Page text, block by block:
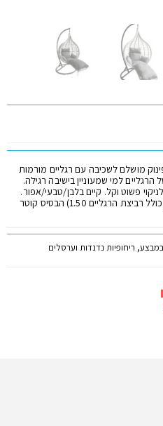
מושלם לשכיבה עם רגליים מורמות
למי שמעוניין בישיבה רגילה.
פשוט וקל. קיים בלבן/טבעי/אפור.
הסלסלה רוחב מטר עומק 80 (עומק כולל רביצת הרגליים 1.50) הבסיס קוטר
במבצע, ריחופיות נדנדות וערסלים